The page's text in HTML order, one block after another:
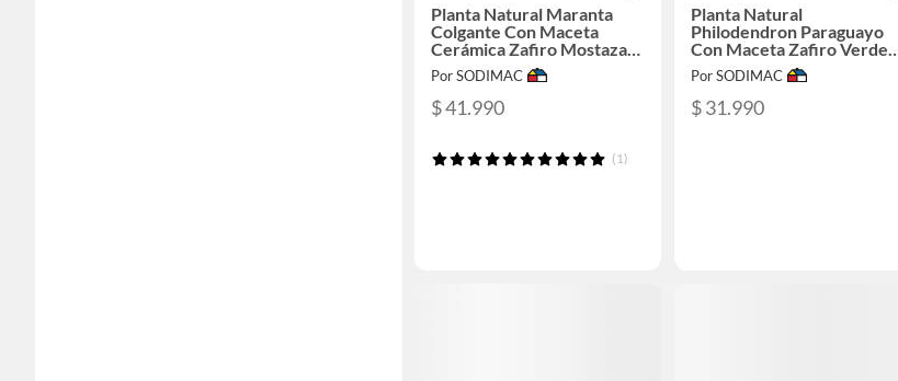
Planta Natural Maranta
Colgante Con Maceta
Cerámica Zafiro Mostaza
17 Cm
Por SODIMAC
$ 41.990
(1)
Planta Natural
Philodendron Paraguayo
Con Maceta Zafiro Verde
Agua 24 Cm
Por SODIMAC
$ 31.990